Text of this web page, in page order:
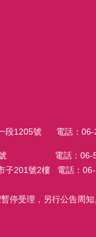
一段1205號 電話：
路19號 電話：06-
子201號2樓 電話：
理，另行公告周知